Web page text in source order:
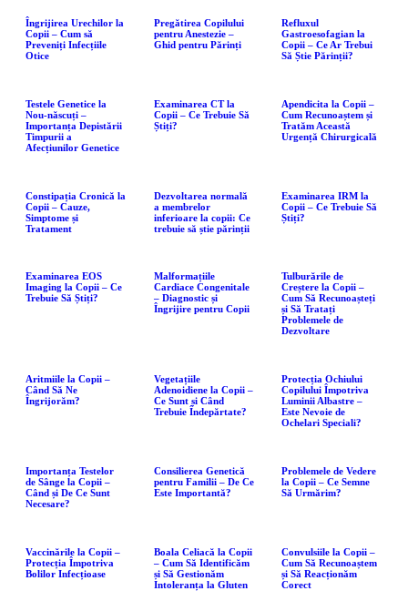
Îngrijirea Urechilor la
Copii – Cum să
Preveniți Infecțiile
Otice
Pregătirea Copilului
pentru Anestezie –
Ghid pentru Părinți
Refluxul
Gastroesofagian la
Copii – Ce Ar Trebui
Să Știe Părinții?
Testele Genetice la
Nou-născuți –
Importanța Depistării
Timpurii a
Afecțiunilor Genetice
Examinarea CT la
Copii – Ce Trebuie Să
Știți?
Apendicita la Copii –
Cum Recunoaștem și
Tratăm Această
Urgență Chirurgicală
Constipația Cronică la
Copii – Cauze,
Simptome și
Tratament
Dezvoltarea normală
a membrelor
inferioare la copii: Ce
trebuie să știe părinții
Examinarea IRM la
Copii – Ce Trebuie Să
Știți?
Examinarea EOS
Imaging la Copii – Ce
Trebuie Să Știți?
Malformațiile
Cardiace Congenitale
– Diagnostic și
Îngrijire pentru Copii
Tulburările de
Creștere la Copii –
Cum Să Recunoașteți
și Să Tratați
Problemele de
Dezvoltare
Aritmiile la Copii –
Când Să Ne
Îngrijorăm?
Vegetațiile
Adenoidiene la Copii –
Ce Sunt și Când
Trebuie Îndepărtate?
Protecția Ochiului
Copilului Împotriva
Luminii Albastre –
Este Nevoie de
Ochelari Speciali?
Importanța Testelor
de Sânge la Copii –
Când și De Ce Sunt
Necesare?
Consilierea Genetică
pentru Familii – De Ce
Este Importantă?
Problemele de Vedere
la Copii – Ce Semne
Să Urmărim?
Vaccinările la Copii –
Protecția Împotriva
Bolilor Infecțioase
Boala Celiacă la Copii
– Cum Să Identificăm
și Să Gestionăm
Intoleranța la Gluten
Convulsiile la Copii –
Cum Să Recunoaștem
și Să Reacționăm
Corect